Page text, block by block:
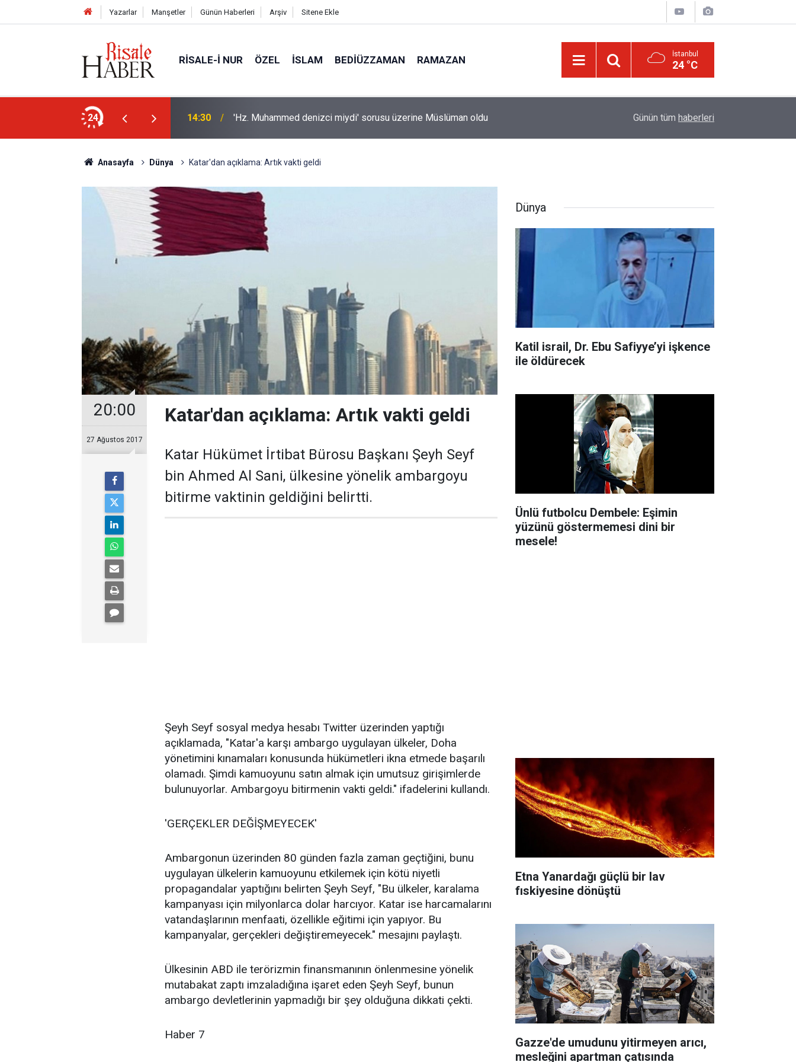
Yazarlar Manşetler Günün Haberleri Arşiv Sitene Ekle
RISALE-I NUR ÖZEL İSLAM BEDIÜZZAMAN RAMAZAN İstanbul
24 °C
24 14:30 'Hz. Muhammed denizci miydi' sorusu üzerine Müslüman oldu Bilim insanlarından hafıza keşfi: Unutulan
Günün tüm haberleri
Anasayfa Dünya Katar'dan açıklama: Artık vakti geldi
20:00
27 Ağustos 2017
Katar'dan açıklama: Artık vakti geldi
Katar Hükümet İrtibat Bürosu Başkanı Şeyh Seyf
bin Ahmed Al Sani, ülkesine yönelik ambargoyu
bitirme vaktinin geldiğini belirtti.
Şeyh Seyf sosyal medya hesabı Twitter üzerinden yaptığı
açıklamada, "Katar'a karşı ambargo uygulayan ülkeler, Doha
yönetimini kınamaları konusunda hükümetleri ikna etmede başarılı
olamadı. Şimdi kamuoyunu satın almak için umutsuz girişimlerde
bulunuyorlar. Ambargoyu bitirmenin vakti geldi." ifadelerini kullandı.
'GERÇEKLER DEĞİŞMEYECEK'
Ambargonun üzerinden 80 günden fazla zaman geçtiğini, bunu
uygulayan ülkelerin kamuoyunu etkilemek için kötü niyetli
propagandalar yaptığını belirten Şeyh Seyf, "Bu ülkeler, karalama
kampanyası için milyonlarca dolar harcıyor. Katar ise harcamalarını
vatandaşlarının menfaati, özellikle eğitimi için yapıyor. Bu
kampanyalar, gerçekleri değiştiremeyecek." mesajını paylaştı.
Ülkesinin ABD ile terörizmin finansmanının önlenmesine yönelik
mutabakat zaptı imzaladığına işaret eden Şeyh Seyf, bunun
ambargo devletlerinin yapmadığı bir şey olduğuna dikkati çekti.
Haber 7
Dünya
Katil israil, Dr. Ebu Safiyye’yi işkence
ile öldürecek
Ünlü futbolcu Dembele: Eşimin
yüzünü göstermemesi dini bir
mesele!
Etna Yanardağı güçlü bir lav
fıskiyesine dönüştü
Gazze'de umudunu yitirmeyen arıcı,
mesleğini apartman çatısında